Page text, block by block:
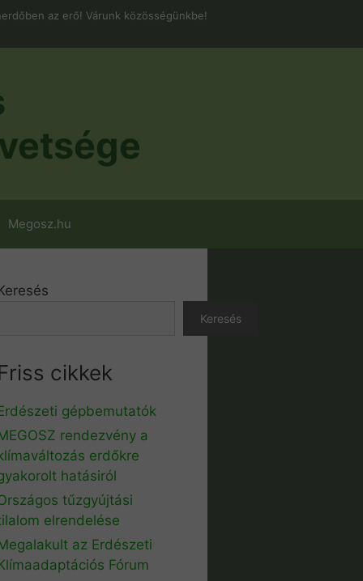
az erő! Várunk közösségünkbe!
Megosz.hu
Keresés
cikkek
gépbemutatók
rendezvény a
erdőkre
hatásiról
tűzgyújtási
elrendelése
az Erdészeti
Fórum